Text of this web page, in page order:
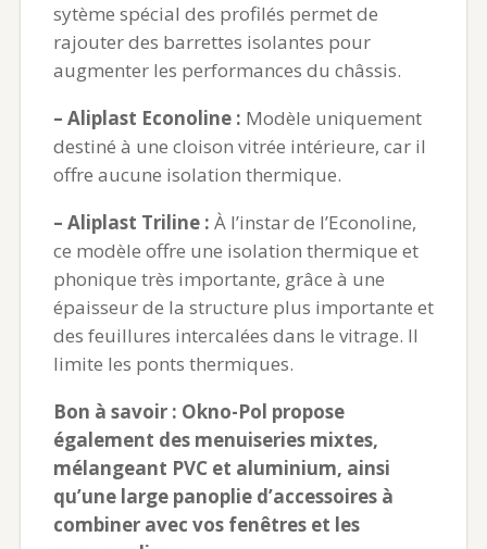
sytème spécial des profilés permet de
rajouter des barrettes isolantes pour
augmenter les performances du châssis.
– Aliplast Econoline : Modèle uniquement
destiné à une cloison vitrée intérieure, car il
offre aucune isolation thermique.
– Aliplast Triline : À l’instar de l’Econoline,
ce modèle offre une isolation thermique et
phonique très importante, grâce à une
épaisseur de la structure plus importante et
des feuillures intercalées dans le vitrage. Il
limite les ponts thermiques.
Bon à savoir : Okno-Pol propose
également des menuiseries mixtes,
mélangeant PVC et aluminium, ainsi
qu’une large panoplie d’accessoires à
combiner avec vos fenêtres et les